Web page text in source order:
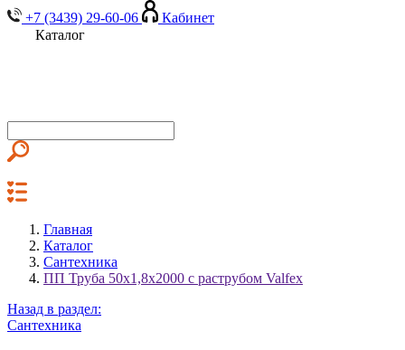
+7 (3439) 29-60-06
Кабинет
Каталог
Главная
Каталог
Сантехника
ПП Труба 50х1,8х2000 с раструбом Valfex
Назад в раздел:
Сантехника